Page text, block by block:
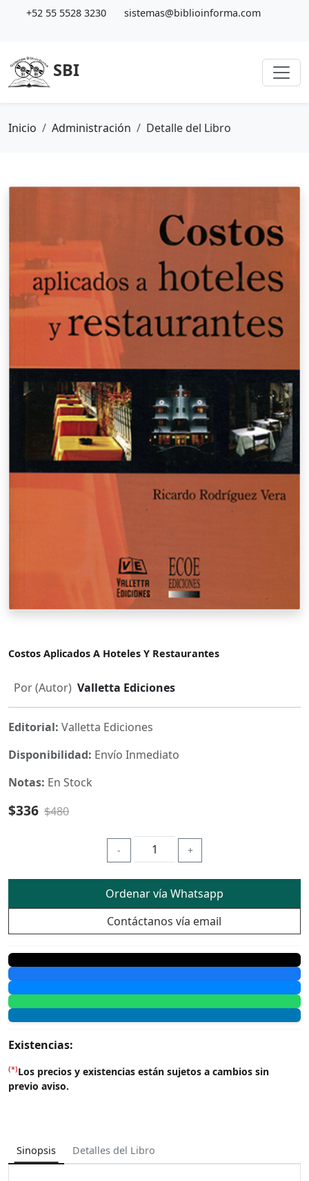
+52 55 5528 3230 sistemas@biblioinforma.com
SBI
Inicio Administración Detalle del Libro
Costos Aplicados A Hoteles Y Restaurantes
Por (Autor) Valletta Ediciones
Editorial: Valletta Ediciones
Disponibilidad: Envío Inmediato
Notas: En Stock
$336 $480
- +
Ordenar vía Whatsapp
Contáctanos vía email
Existencias:
(*)Los precios y existencias están sujetos a cambios sin
previo aviso.
Sinopsis Detalles del Libro